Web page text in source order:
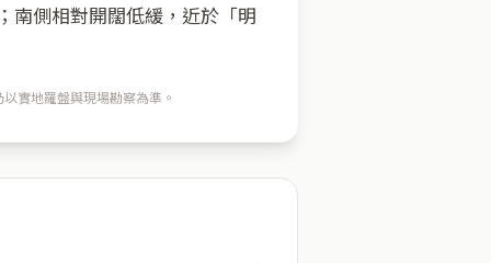
南側相對開闊低緩，近於「明
實地羅盤與現場勘察為準。